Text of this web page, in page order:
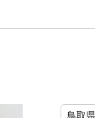
鳥取県